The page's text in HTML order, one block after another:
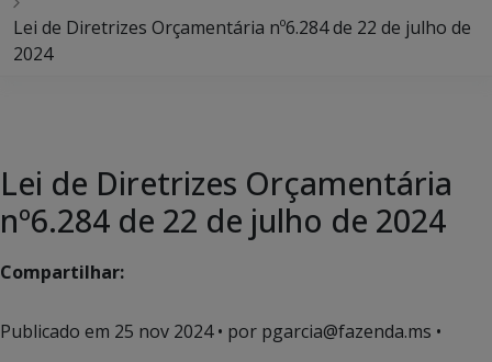
Lei de Diretrizes Orçamentária nº6.284 de 22 de julho de
2024
Lei de Diretrizes Orçamentária
nº6.284 de 22 de julho de 2024
Compartilhar:
Publicado em 25 nov 2024• por pgarcia@fazenda.ms •